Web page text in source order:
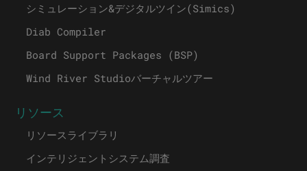
シミュレーション&デジタルツイン(Simics)
Diab Compiler
Board Support Packages (BSP)
Wind River Studioバーチャルツアー
リソース
リソースライブラリ
インテリジェントシステム調査